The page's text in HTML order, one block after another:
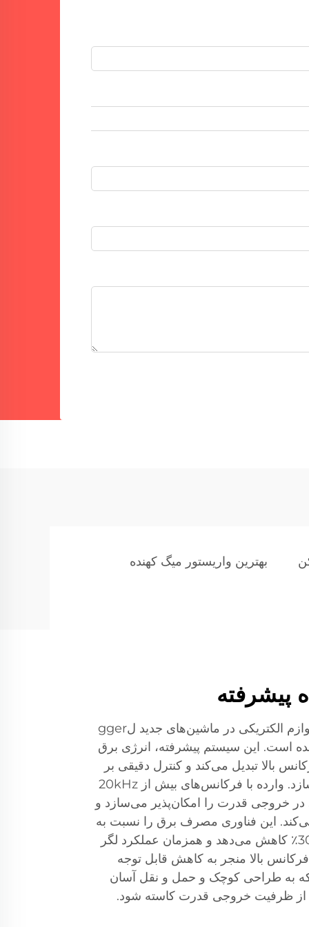
بهترین واریستور میگ کهنده
پیشرفته
بنیاد کارایی جدید در فن آوری لوازم الکتریکی در ماشین‌های جدید لgger
است. این سیستم پیشرفته، انرژی برق
بالا تبدیل می‌کند و کنترل دقیقی بر
روی قوس لگر امکان‌پذیر می‌سازد. وارده با فرکانس‌های بیش از 20kHz
خروجی قدرت را امکان‌پذیر می‌سازد و
این فناوری مصرف برق را نسبت به
ترانسفورماتورهای معمولی تا 30٪ کاهش می‌دهد و همزمان عملکرد لگر
بالا منجر به کاهش قابل توجه
که به طراحی کوچک و حمل و نقل آسان
از ظرفیت خروجی قدرت کاسته شود.